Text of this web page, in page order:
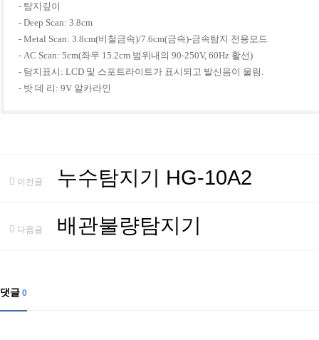
- 탐지깊이
- Deep Scan: 3.8cm
- Metal Scan: 3.8cm(비철금속)/7.6cm(금속)-금속탐지 전용모드
- AC Scan: 5cm(좌우 15.2cm 범위내의 90-250V, 60Hz 활선)
- 탐지표시: LCD 및 스포트라이트가 표시되고 발신음이 울림.
- 밧 데 리: 9V 알카라인
이전글 누수탐지기 HG-10A2
다음글 배관불량탐지기
댓글 0